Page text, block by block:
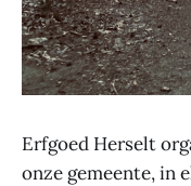
Erfgoed Herselt
onze gemeente, in